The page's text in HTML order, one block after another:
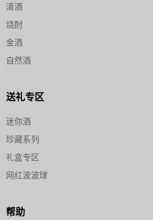
清酒
烧酎
金酒
自然酒
送礼专区
迷你酒
珍藏系列
礼盒专区
网红波波球
帮助